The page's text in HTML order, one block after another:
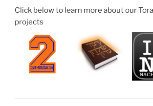
Click below to learn more about our
projects